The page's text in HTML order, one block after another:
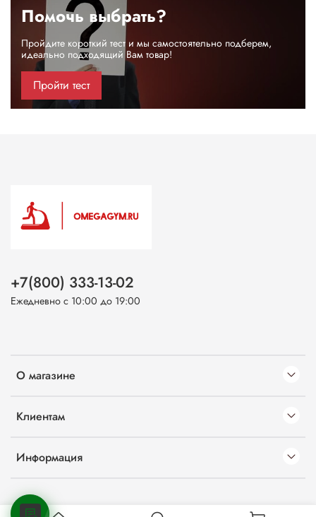
Помочь выбрать?
Пройдите короткий тест и мы самостоятельно подберем,
идеально подходящий Вам товар!
Пройти тест
О магазине
Клиентам
Информация
+7(800) 333-13-02
Ежедневно с 10:00 до 19:00